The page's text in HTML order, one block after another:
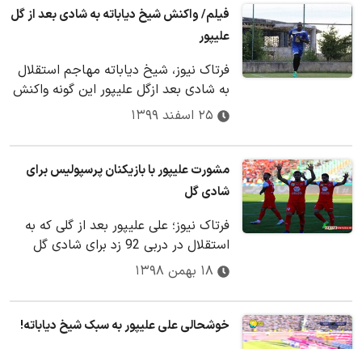
فیلم/ واکنش شیخ دیاباته به شادی بعد از گل
علیپور
فرتاک نیوز، شیخ دیاباته مهاجم استقلال
به شادی بعد ازگل علیپور این گونه واکنش
نشان داد.
۲۵ اسفند ۱۳۹۹
مشورت علیپور با بازیکنان پرسپولیس برای
شادی گل
فرتاک نیوز؛ علی علیپور بعد از گلی که به
استقلال در دربی 92 زد برای شادی گل
مشورت کرد.
۱۸ بهمن ۱۳۹۸
خوشحالی علی علیپور به سبک شیخ دیاباته!